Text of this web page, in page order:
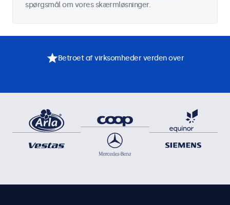
spørgsmål om vores skærmløsninger.
Betroet af virksomheder verden over